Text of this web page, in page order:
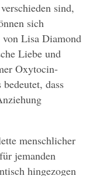
sind,
sich
von Lisa Diamond
Liebe und
Oxytocin-
dass
menschlicher
jemanden
hingezogen